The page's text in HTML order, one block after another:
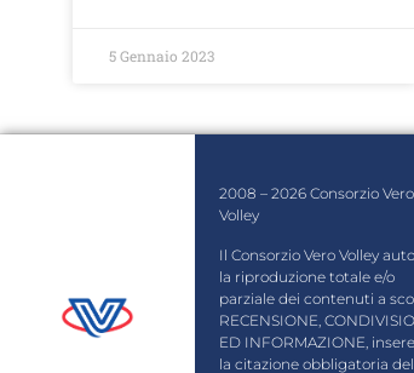
5 Gennaio 2023
2008 – 2026 Consorzio Vero
Volley
Il Consorzio Vero Volley
la riproduzione totale e/o
parziale dei contenuti a
RECENSIONE,
ED INFORMAZIONE,
la citazione obbligatoria